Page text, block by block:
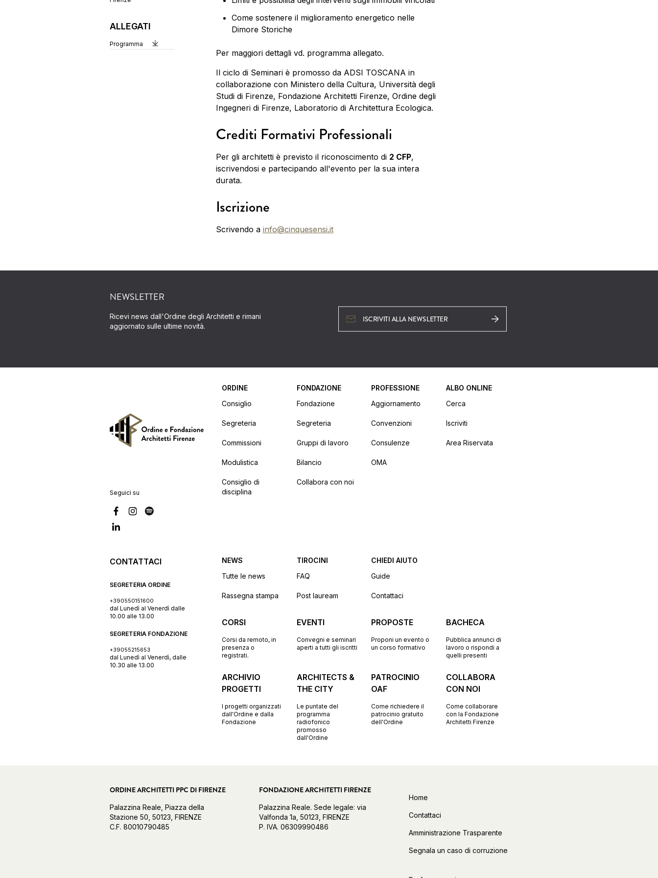
ALLEGATI
Programma
Come sostenere il miglioramento energetico nelle
Dimore Storiche
Per maggiori dettagli vd. programma allegato.
Il ciclo di Seminari è promosso da ADSI TOSCANA in
collaborazione con Ministero della Cultura, Università degli
Studi di Firenze, Fondazione Architetti Firenze, Ordine degli
Ingegneri di Firenze, Laboratorio di Architettura Ecologica.
Crediti Formativi Professionali
Per gli architetti è previsto il riconoscimento di 2 CFP,
iscrivendosi e partecipando all'evento per la sua intera
durata.
Iscrizione
Scrivendo a info@cinquesensi.it
NEWSLETTER
Ricevi news dall'Ordine degli Architetti e rimani
aggiornato sulle ultime novità.
ISCRIVITI ALLA NEWSLETTER
Seguici su
CONTATTACI
SEGRETERIA ORDINE
+390550151600
dal Lunedì al Venerdì dalle
10.00 alle 13.00
SEGRETERIA FONDAZIONE
+39055215653
dal Lunedì al Venerdì, dalle
10.30 alle 13.00
ORDINE
Consiglio
Segreteria
Commissioni
Modulistica
Consiglio di
disciplina
FONDAZIONE
Fondazione
Segreteria
Gruppi di lavoro
Bilancio
Collabora con noi
PROFESSIONE
Aggiornamento
Convenzioni
Consulenze
OMA
ALBO ONLINE
Cerca
Iscriviti
Area Riservata
NEWS
Tutte le news
Rassegna stampa
TIROCINI
FAQ
Post lauream
CHIEDI AIUTO
Guide
Contattaci
CORSI
Corsi da remoto, in
presenza o
registrati.
EVENTI
Convegni e seminari
aperti a tutti gli iscritti
PROPOSTE
Proponi un evento o
un corso formativo
BACHECA
Pubblica annunci di
lavoro o rispondi a
quelli presenti
ARCHIVIO
PROGETTI
I progetti organizzati
dall'Ordine e dalla
Fondazione
ARCHITECTS &
THE CITY
Le puntate del
programma
radiofonico
promosso
dall'Ordine
PATROCINIO
OAF
Come richiedere il
patrocinio gratuito
dell'Ordine
COLLABORA
CON NOI
Come collaborare
con la Fondazione
Architetti Firenze
ORDINE ARCHITETTI PPC DI FIRENZE
Palazzina Reale, Piazza della
Stazione 50, 50123, FIRENZE
C.F. 80010790485
FONDAZIONE ARCHITETTI FIRENZE
Palazzina Reale. Sede legale: via
Valfonda 1a, 50123, FIRENZE
P. IVA. 06309990486
Home
Contattaci
Amministrazione Trasparente
Segnala un caso di corruzione